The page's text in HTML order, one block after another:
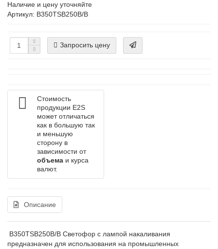
Наличие и цену уточняйте
Артикул: B350TSB250B/B
Запросить цену
Стоимость
продукции E2S
может отличаться
как в большую так
и меньшую
сторону в
зависимости от
объема и курса
валют.
Описание
B350TSB250B/B Светофор c лампой накаливания
предназначен для использования на промышленных